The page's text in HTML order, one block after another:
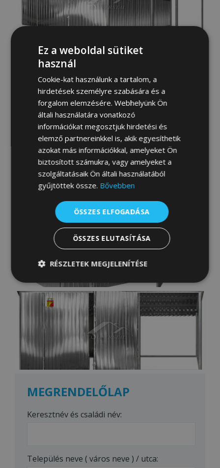
MEGRENDELŐLAP
Keresztnév és családi név:
Település neve ( város neve ) / utca:
Ez a weboldal sütiket
használ
Cookie-kat használunk a tartalom, a
hirdetések személyre szabására és a
forgalom elemzésére. Webhelyünk Ön
általi használatára vonatkozó
információkat megosztjuk hirdetési és
elemző partnereinkkel is, akik egyesíthetik
azokat más információkkal, amelyeket Ön
biztosított számukra, vagy amelyeket a
szolgáltatásaik Ön általi használatából
gyűjtöttek össze. Bővebben
ÖSSZES ELFOGADÁSA
ÖSSZES ELUTASÍTÁSA
RÉSZLETEK MEGJELENÍTÉSE
Elengedhetetlenül
szükséges
Teljesítmény
Célzás Funkcionalitás
Besorolatlan